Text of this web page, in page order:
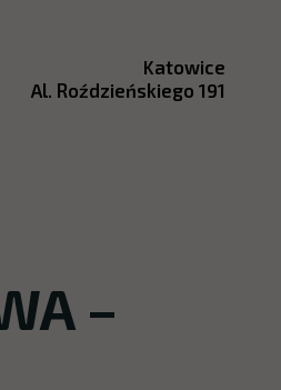
Katowice
Al. Roździeńskiego 191
–